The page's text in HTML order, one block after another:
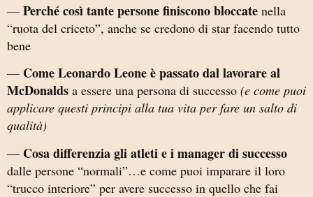
— Perché così tante persone finiscono bloccate nella
“ruota del criceto”, anche se credono di star facendo tutto
bene
— Come Leonardo Leone è passato dal lavorare al
McDonalds a essere una persona di successo (e come puoi
applicare questi principi alla tua vita per fare un salto di
qualità)
— Cosa differenzia gli atleti e i manager di successo
dalle persone “normali”…e come puoi imparare il loro
“trucco interiore” per avere successo in quello che fai